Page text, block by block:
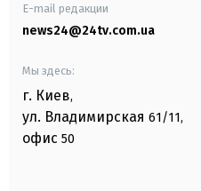
E-mail редакции
news24@24tv.com.ua
Мы здесь:
г. Киев,
ул. Владимирская 61/11,
офис 50